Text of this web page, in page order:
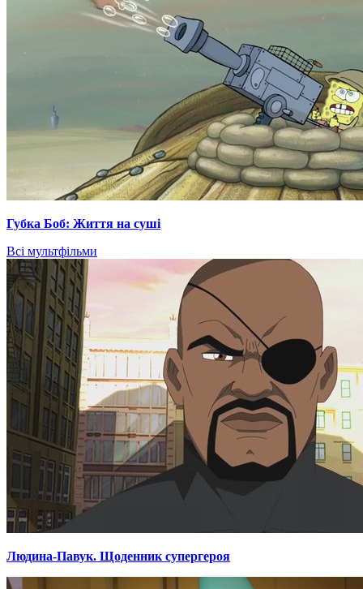
Губка Боб: Життя на суші
Всі мультфільми
Людина-Павук. Щоденник супергероя